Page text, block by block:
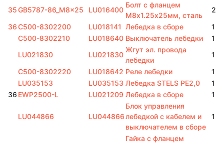
35GB5787-86_M8x25 LU016400
Болт с фланцем
M8х1.25х25мм, сталь
2
36C500-8302200 LU018141 Лебедка в сборе
1
C500-8302210
LU018640 Выключатель лебедки
1
LU021830
LU021830
Жгут эл. провода
лебедки
1
C500-8302220
LU018642 Реле лебедки
1
LU035153
LU035153 Лебедка STELS PE2,0
1
36 EWP2500-L LU021209 Лебедка в сборе 1
LU044866 LU044866
Блок управления
лебедкой с кабелем и
выключателем в сборе
1
Гайка с фланцем